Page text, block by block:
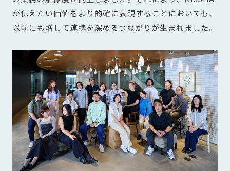
が伝えたい価値をより的確に表現することにおいても、
以前にも増して連携を深めるつながりが生まれました。